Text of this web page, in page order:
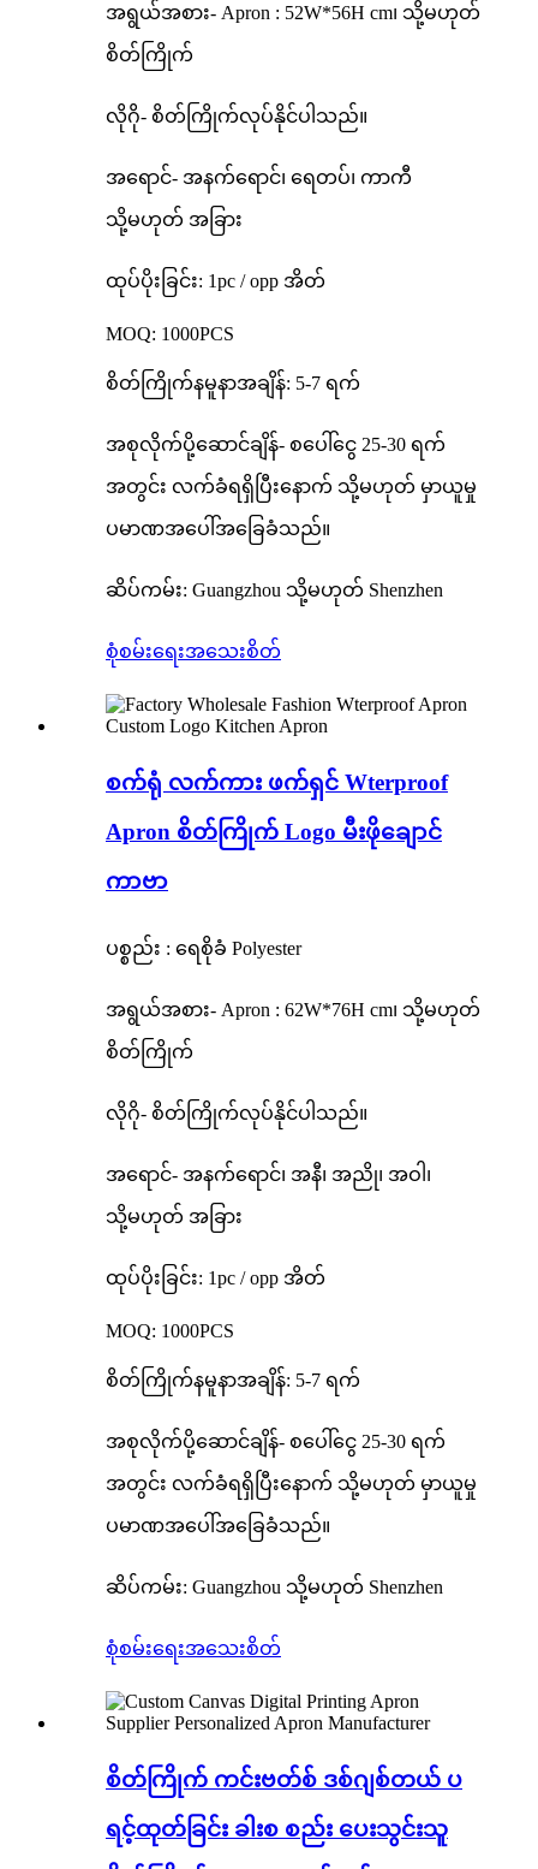
အရွယ်အစား- Apron : 52W*56H cm၊ သို့မဟုတ်
စိတ်ကြိုက်
လိုဂို- စိတ်ကြိုက်လုပ်နိုင်ပါသည်။
အရောင်- အနက်ရောင်၊ ရေတပ်၊ ကာကီ
သို့မဟုတ် အခြား
ထုပ်ပိုးခြင်း: 1pc / opp အိတ်
MOQ: 1000PCS
စိတ်ကြိုက်နမူနာအချိန်: 5-7 ရက်
အစုလိုက်ပို့ဆောင်ချိန်- စပေါ်ငွေ 25-30 ရက်
အတွင်း လက်ခံရရှိပြီးနောက် သို့မဟုတ် မှာယူမှု
ပမာဏအပေါ်အခြေခံသည်။
ဆိပ်ကမ်း: Guangzhou သို့မဟုတ် Shenzhen
စုံစမ်းရေးအသေးစိတ်
စက်ရုံ လက်ကား ဖက်ရှင် Wterproof
Apron စိတ်ကြိုက် Logo မီးဖိုချောင်
ကာဗာ
ပစ္စည်း : ရေစိုခံ Polyester
အရွယ်အစား- Apron : 62W*76H cm၊ သို့မဟုတ်
စိတ်ကြိုက်
လိုဂို- စိတ်ကြိုက်လုပ်နိုင်ပါသည်။
အရောင်- အနက်ရောင်၊ အနီ၊ အညို၊ အဝါ၊
သို့မဟုတ် အခြား
ထုပ်ပိုးခြင်း: 1pc / opp အိတ်
MOQ: 1000PCS
စိတ်ကြိုက်နမူနာအချိန်: 5-7 ရက်
အစုလိုက်ပို့ဆောင်ချိန်- စပေါ်ငွေ 25-30 ရက်
အတွင်း လက်ခံရရှိပြီးနောက် သို့မဟုတ် မှာယူမှု
ပမာဏအပေါ်အခြေခံသည်။
ဆိပ်ကမ်း: Guangzhou သို့မဟုတ် Shenzhen
စုံစမ်းရေးအသေးစိတ်
စိတ်ကြိုက် ကင်းဗတ်စ် ဒစ်ဂျစ်တယ် ပ
ရင့်ထုတ်ခြင်း ခါးစ စည်း ပေးသွင်းသူ